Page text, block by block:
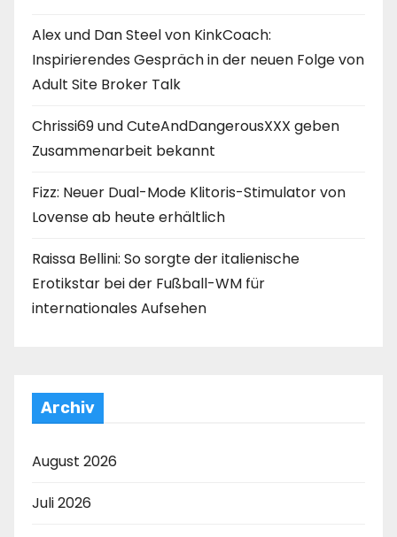
Alex und Dan Steel von KinkCoach:
Inspirierendes Gespräch in der neuen Folge von
Adult Site Broker Talk
Chrissi69 und CuteAndDangerousXXX geben
Zusammenarbeit bekannt
Fizz: Neuer Dual-Mode Klitoris-Stimulator von
Lovense ab heute erhältlich
Raissa Bellini: So sorgte der italienische
Erotikstar bei der Fußball-WM für
internationales Aufsehen
Archiv
August 2026
Juli 2026